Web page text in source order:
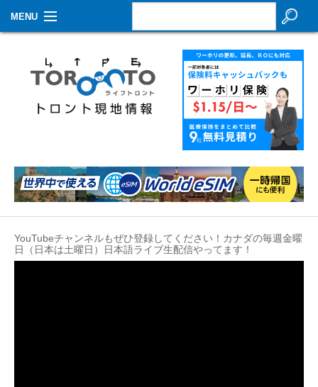
MENU
生活情報
その他
イベントカレンダー
Contact
YouTubeチャンネルもぜひ登録してください！カナダの毎週金曜
日（日本は土曜日）日本語ライブ生配信やってます！